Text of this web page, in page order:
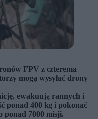
FPV z czterema
mogą wysyłać drony
ewakuują rannych i
ponad 400 kg i pokonać
ponad 7000 misji.